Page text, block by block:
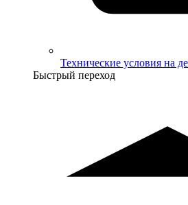
Технические условия на
Быстрый переход